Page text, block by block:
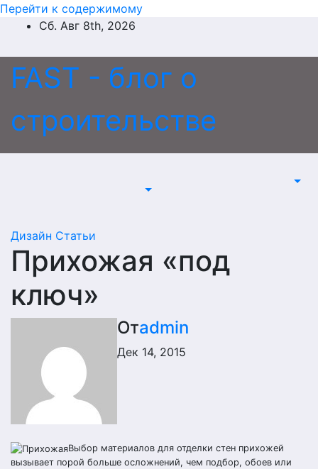
Перейти к содержимому
Сб. Авг 8th, 2026
FAST - блог о
строительстве
Дизайн Статьи
Прихожая «под
ключ»
Отadmin
Дек 14, 2015
Выбор материалов для отделки стен прихожей
вызывает порой больше осложнений, чем подбор, обоев или